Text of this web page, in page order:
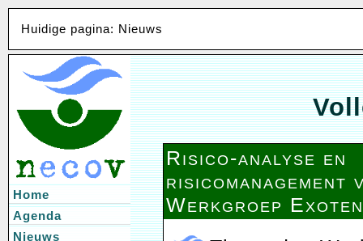
Huidige pagina: Nieuws
Risico-analyse en
risicomanagement
Werkgroep
Home
Agenda
Nieuws